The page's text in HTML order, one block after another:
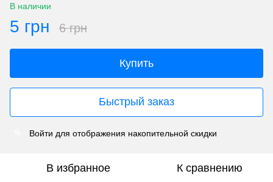
В наличии
5 грн 6 грн
Купить
Быстрый заказ
Войти для отображения накопительной скидки
В избранное К сравнению